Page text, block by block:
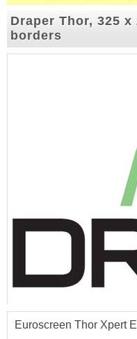
Draper Thor, 325
borders
Euroscreen Thor Xpert